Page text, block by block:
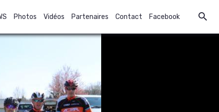
Photos Vidéos Partenaires Contact Facebook